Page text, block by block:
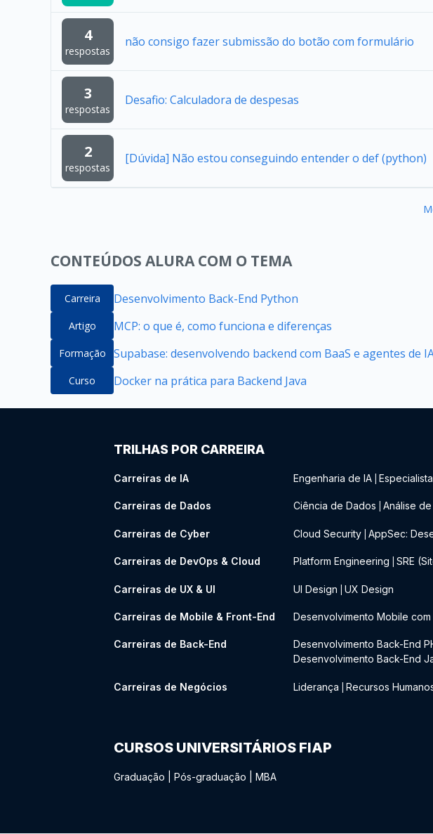
4
respostas
não consigo fazer submissão do botão com formulário
3
respostas
Desafio: Calculadora de despesas
2
respostas
[Dúvida] Não estou conseguindo entender o def (python)
CONTEÚDOS ALURA COM O TEMA
Carreira Desenvolvimento Back-End Python
Artigo MCP: o que é, como funciona e diferenças
Formação Supabase: desenvolvendo backend com BaaS e agentes de
Curso Docker na prática para Backend Java
TRILHAS POR CARREIRA
Carreiras de IA Engenharia de IA
Carreiras de Dados Ciência de Dados Análise
Carreiras de Cyber Cloud Security AppSec:
Carreiras de DevOps & Cloud Platform Engineering SRE
Carreiras de UX & UI UI Design UX Design
Carreiras de Mobile & Front-End Desenvolvimento Mobile com
Carreiras de Back-End Desenvolvimento Back-End
Desenvolvimento Back-End
Carreiras de Negócios Liderança Recursos
CURSOS UNIVERSITÁRIOS FIAP
Graduação Pós-graduação MBA